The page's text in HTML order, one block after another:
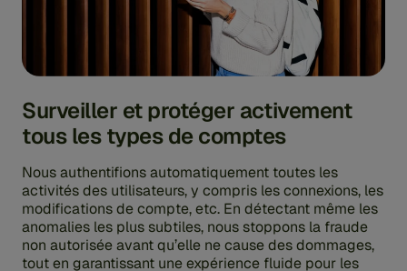
Surveiller et protéger activement
tous les types de comptes
Nous authentifions automatiquement toutes les
activités des utilisateurs, y compris les connexions, les
modifications de compte, etc. En détectant même les
anomalies les plus subtiles, nous stoppons la fraude
non autorisée avant qu’elle ne cause des dommages,
tout en garantissant une expérience fluide pour les